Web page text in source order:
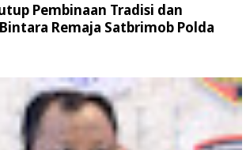
Pembinaan Tradisi dan
Remaja Satbrimob Polda